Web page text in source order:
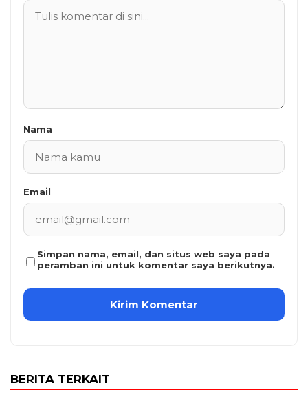
Nama
Email
Simpan nama, email, dan situs web saya pada
peramban ini untuk komentar saya berikutnya.
BERITA TERKAIT